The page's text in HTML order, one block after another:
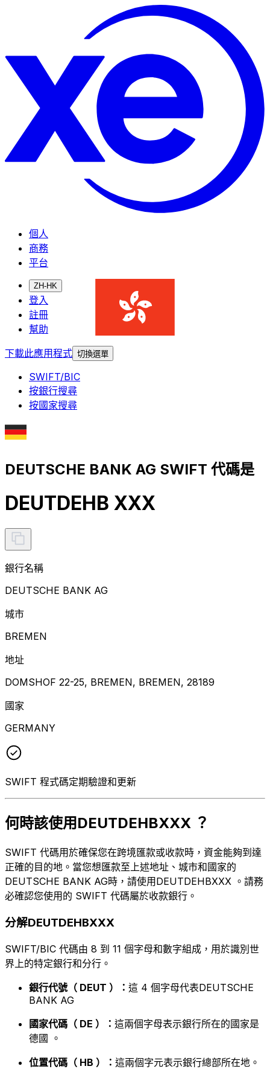
個人
商務
平台
ZH-HK
登入
註冊
幫助
下載此應用程式 切換選單
SWIFT/BIC
按銀行搜尋
按國家搜尋
DEUTSCHE BANK AG SWIFT 代碼是
DEUTDEHB XXX
銀行名稱
DEUTSCHE BANK AG
城市
BREMEN
地址
DOMSHOF 22-25, BREMEN, BREMEN, 28189
國家
GERMANY
SWIFT 程式碼定期驗證和更新
何時該使用DEUTDEHBXXX ？
SWIFT 代碼用於確保您在跨境匯款或收款時，資金能夠到達
正確的目的地。當您想匯款至上述地址、城市和國家的
DEUTSCHE BANK AG時，請使用DEUTDEHBXXX 。請務
必確認您使用的 SWIFT 代碼屬於收款銀行。
分解DEUTDEHBXXX
SWIFT/BIC 代碼由 8 到 11 個字母和數字組成，用於識別世
界上的特定銀行和分行。
銀行代號（ DEUT ）： 這 4 個字母代表DEUTSCHE
BANK AG
國家代碼（ DE ）： 這兩個字母表示銀行所在的國家是
德國 。
位置代碼（ HB ）： 這兩個字元表示銀行總部所在地。